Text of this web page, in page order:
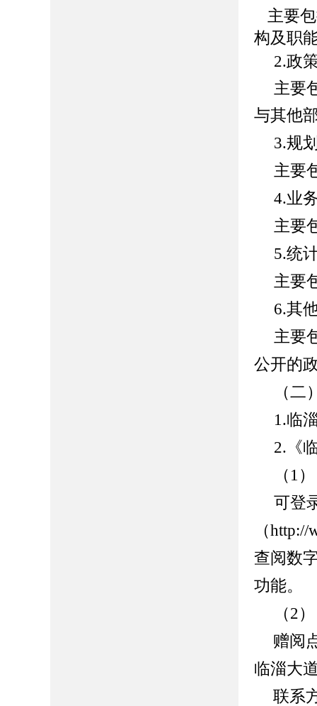
主要
构及职
2.政
主要
与其他
3.规
主要
4.业
主要
5.统
主要
6.其
主要
公开的
（二
1.临
2.《
（ 1
可登
（
查阅数
功能。
（2
赠阅
临淄大
联系